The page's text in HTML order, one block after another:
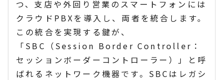
つ、支店や外回り営業のスマートフォンには
クラウドPBXを導入し、両者を統合します。
この統合を実現する鍵が、
「SBC（Session Border Controller：
セッションボーダーコントローラー）」と呼
ばれるネットワーク機器です。SBCはレガシ